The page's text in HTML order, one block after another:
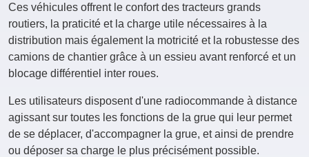
Ces véhicules offrent le confort des tracteurs grands
routiers, la praticité et la charge utile nécessaires à la
distribution mais également la motricité et la robustesse des
camions de chantier grâce à un essieu avant renforcé et un
blocage différentiel inter roues.
Les utilisateurs disposent d'une radiocommande à distance
agissant sur toutes les fonctions de la grue qui leur permet
de se déplacer, d'accompagner la grue, et ainsi de prendre
ou déposer sa charge le plus précisément possible.